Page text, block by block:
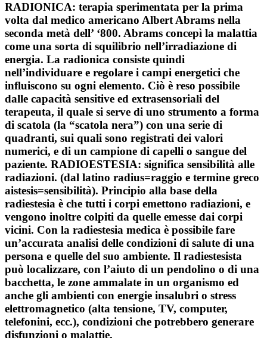
RADIONICA: terapia sperimentata per la prima
volta dal medico americano Albert Abrams nella
seconda metà dell’ ‘800. Abrams concepì la malattia
come una sorta di squilibrio nell’irradiazione di
energia. La radionica consiste quindi
nell’individuare e regolare i campi energetici che
influiscono su ogni elemento. Ciò è reso possibile
dalle capacità sensitive ed extrasensoriali del
terapeuta, il quale si serve di uno strumento a forma
di scatola (la “scatola nera”) con una serie di
quadranti, sui quali sono registrati dei valori
numerici, e di un campione di capelli o sangue del
paziente. RADIOESTESIA: significa sensibilità alle
radiazioni. (dal latino radius=raggio e termine greco
aistesis=sensibilità). Principio alla base della
radiestesia è che tutti i corpi emettono radiazioni, e
vengono inoltre colpiti da quelle emesse dai corpi
vicini. Con la radiestesia medica è possibile fare
un’accurata analisi delle condizioni di salute di una
persona e quelle del suo ambiente. Il radiestesista
può localizzare, con l’aiuto di un pendolino o di una
bacchetta, le zone ammalate in un organismo ed
anche gli ambienti con energie insalubri o stress
elettromagnetico (alta tensione, TV, computer,
telefonini, ecc.), condizioni che potrebbero generare
disfunzioni o malattie.